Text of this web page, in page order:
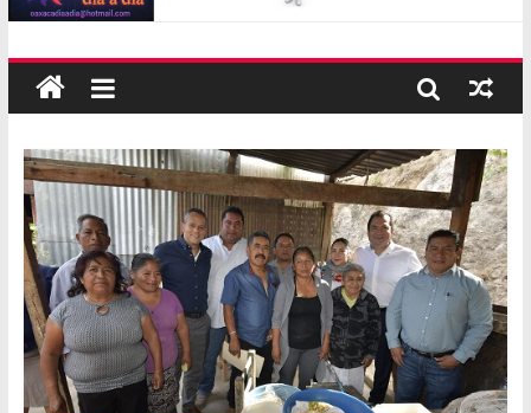
“Amenazamos, no dialogamos”